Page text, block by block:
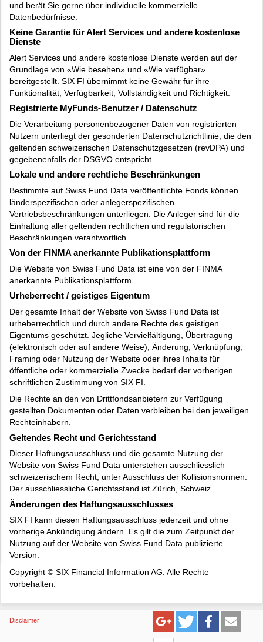
und berät Sie gerne über individuelle kommerzielle
Datenbedürfnisse.
Keine Garantie für Alert Services und andere kostenlose
Dienste
Alert Services und andere kostenlose Dienste werden auf der
Grundlage von «Wie besehen» und «Wie verfügbar»
bereitgestellt. SIX FI übernimmt keine Gewähr für ihre
Funktionalität, Verfügbarkeit, Vollständigkeit und Richtigkeit.
Registrierte MyFunds-Benutzer / Datenschutz
Die Verarbeitung personenbezogener Daten von registrierten
Nutzern unterliegt der gesonderten Datenschutzrichtlinie, die den
geltenden schweizerischen Datenschutzgesetzen (revDPA) und
gegebenenfalls der DSGVO entspricht.
Lokale und andere rechtliche Beschränkungen
Bestimmte auf Swiss Fund Data veröffentlichte Fonds können
länderspezifischen oder anlegerspezifischen
Vertriebsbeschränkungen unterliegen. Die Anleger sind für die
Einhaltung aller geltenden rechtlichen und regulatorischen
Beschränkungen verantwortlich.
Von der FINMA anerkannte Publikationsplattform
Die Website von Swiss Fund Data ist eine von der FINMA
anerkannte Publikationsplattform.
Urheberrecht / geistiges Eigentum
Der gesamte Inhalt der Website von Swiss Fund Data ist
urheberrechtlich und durch andere Rechte des geistigen
Eigentums geschützt. Jegliche Vervielfältigung, Übertragung
(elektronisch oder auf andere Weise), Änderung, Verknüpfung,
Framing oder Nutzung der Website oder ihres Inhalts für
öffentliche oder kommerzielle Zwecke bedarf der vorherigen
schriftlichen Zustimmung von SIX FI.
Die Rechte an den von Drittfondsanbietern zur Verfügung
gestellten Dokumenten oder Daten verbleiben bei den jeweiligen
Rechteinhabern.
Geltendes Recht und Gerichtsstand
Dieser Haftungsausschluss und die gesamte Nutzung der
Website von Swiss Fund Data unterstehen ausschliesslich
schweizerischem Recht, unter Ausschluss der Kollisionsnormen.
Der ausschliessliche Gerichtsstand ist Zürich, Schweiz.
Änderungen des Haftungsausschlusses
SIX FI kann diesen Haftungsausschluss jederzeit und ohne
vorherige Ankündigung ändern. Es gilt die zum Zeitpunkt der
Nutzung auf der Website von Swiss Fund Data publizierte
Version.
Copyright © SIX Financial Information AG. Alle Rechte
vorbehalten.
Disclaimer